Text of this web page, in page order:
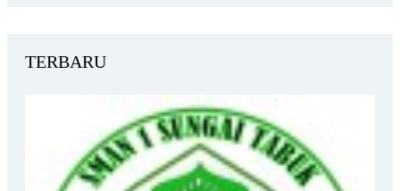
TERBARU